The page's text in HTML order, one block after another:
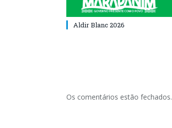
Aldir Blanc 2026
Os comentários estão fechados.